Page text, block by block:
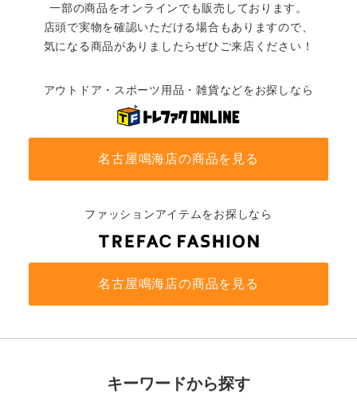
一部の商品をオンラインでも販売しております。
店頭で実物を確認いただける場合もありますので、
気になる商品がありましたらぜひご来店ください！
アウトドア・スポーツ用品・雑貨などをお探しなら
名古屋鳴海店の商品を見る
ファッションアイテムをお探しなら
名古屋鳴海店の商品を見る
キーワードから探す